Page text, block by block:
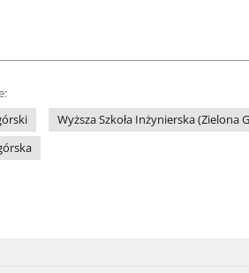
Wyższa Szkoła Inżynierska (Zielona